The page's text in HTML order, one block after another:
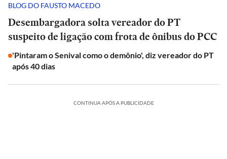
BLOG DO FAUSTO MACEDO
Desembargadora solta vereador do PT
suspeito de ligação com frota de ônibus do PCC
'Pintaram o Senival como o demônio', diz vereador do PT
após 40 dias
CONTINUA APÓS A PUBLICIDADE